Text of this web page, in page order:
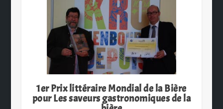
1er Prix littéraire Mondial de la Bière
pour Les saveurs gastronomiques de la